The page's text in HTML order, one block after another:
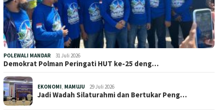
POLEWALI MANDAR 31 Juli 2026
Demokrat Polman Peringati HUT ke-25 deng…
EKONOMI, MAMUJU 29 Juli 2026
Jadi Wadah Silaturahmi dan Bertukar Peng…